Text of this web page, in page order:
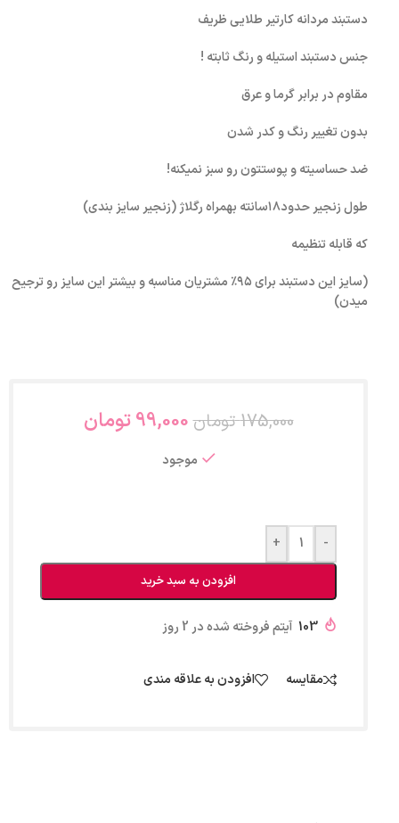
دستبند مردانه کارتیر طلایی ظریف
جنس دستبند استیله و رنگ ثابته !
مقاوم در برابر گرما و عرق
بدون تغییر رنگ و کدر شدن
ضد حساسیته و پوستتون رو سبز نمیکنه!
طول زنجیر حدود۱۸سانته بهمراه رگلاژ (زنجیر سایز بندی)
که قابله تنظیمه
(سایز این دستبند برای ۹۵٪ مشتریان مناسبه و بیشتر این سایز رو ترجیح
میدن)
175,000 تومان99,000تومان
موجود
-
+
افزودن به سبد خرید
103 آیتم فروخته شده در 2 روز
مقایسه افزودن به علاقه مندی